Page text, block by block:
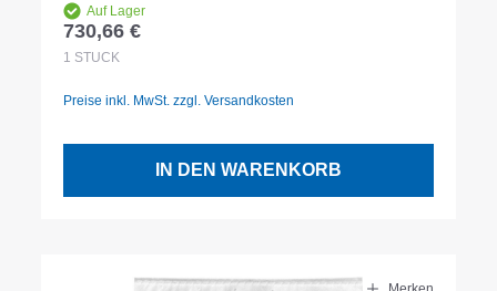
Auf Lager
Regulärer Preis:
730,66 €
1 STÜCK
Preise inkl. MwSt. zzgl. Versandkosten
IN DEN WARENKORB